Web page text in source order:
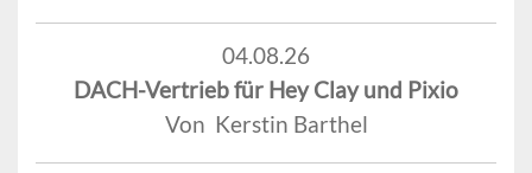
04.08.26
DACH-Vertrieb für Hey Clay und Pixio
Von Kerstin Barthel